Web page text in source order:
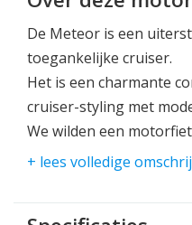
De Meteor is een
toegankelijke cruiser.
Het is een charmante
cruiser-styling met
We wilden een
geweldige cruise-
De Meteor is daar
+ lees volledige